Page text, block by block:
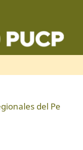
del Pe